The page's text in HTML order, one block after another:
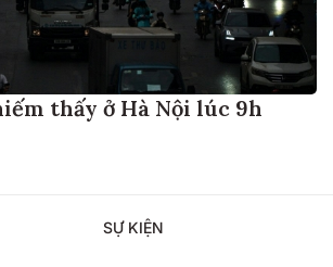
thấy ở Hà Nội lúc 9h
SỰ KIỆN